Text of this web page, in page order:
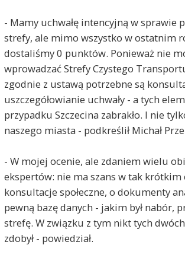
- Mamy uchwałę intencyjną w sprawie
strefy, ale mimo wszystko w ostatnim
dostaliśmy 0 punktów. Ponieważ nie
wprowadzać Strefy Czystego
zgodnie z ustawą potrzebne są
uszczegółowianie uchwały - a tych
przypadku Szczecina zabrakło. I nie
naszego miasta - podkreślił Michał
- W mojej ocenie, ale zdaniem wielu
ekspertów: nie ma szans w tak krótkim
konsultacje społeczne, o dokumenty
pewną bazę danych - jakim był nabór,
strefę. W związku z tym nikt tych
zdobył - powiedział.